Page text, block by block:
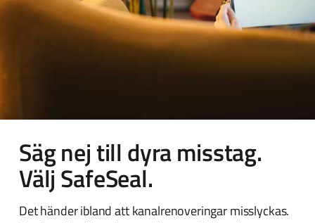
Säg nej till dyra misstag.
Välj SafeSeal.
Det händer ibland att kanalrenoveringar misslyckas.